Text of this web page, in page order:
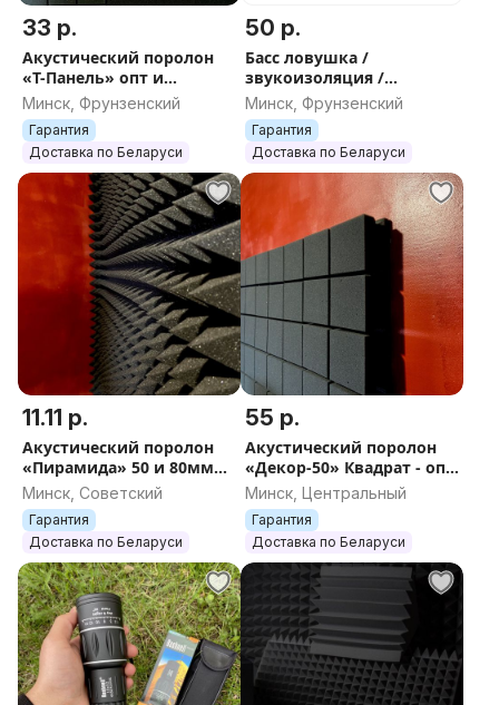
33 р.
Акустический поролон
«Т-Панель» опт и
розница / звуко-
шумоизоляция
помещений
Минск, Фрунзенский
Гарантия
Доставка по Беларуси
50 р.
Басс ловушка /
звукоизоляция /
шумоизоляция/
Акустический поролон /
звуковые ловушки углы
/ Bass опт
Минск, Фрунзенский
Гарантия
Доставка по Беларуси
11.11 р.
Акустический поролон
«Пирамида» 50 и 80мм
толщиной - для
звукозаписи / звуко-
шумоизоляция
помещений
Минск, Советский
Гарантия
Доставка по Беларуси
55 р.
Акустический поролон
«Декор-50» Квадрат - опт
и розница / звуко-
шумоизоляция
помещений панель
Минск, Центральный
Гарантия
Доставка по Беларуси